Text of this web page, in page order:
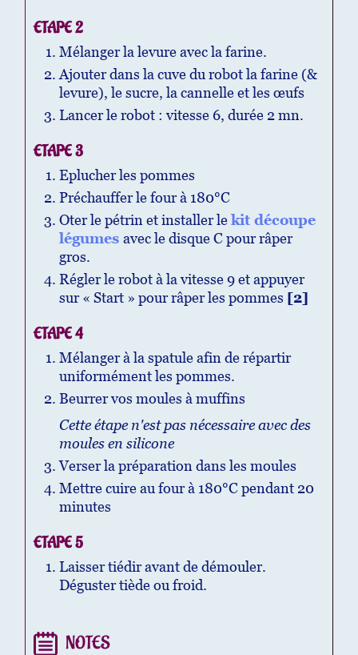
ETAPE 2
Mélanger la levure avec la farine.
Ajouter dans la cuve du robot la farine (&
levure), le sucre, la cannelle et les œufs
Lancer le robot : vitesse 6, durée 2 mn.
ETAPE 3
Eplucher les pommes
Préchauffer le four à 180°C
Oter le pétrin et installer lekit découpe
légumesavec le disque C pour râper
gros.
Régler le robot à la vitesse 9 et appuyer
sur « Start » pour râper les pommes [2]
ETAPE 4
Mélanger à la spatule afin de répartir
uniformément les pommes.
Beurrer vos moules à muffins
Cette étape n'est pas nécessaire avec des
moules en silicone
Verser la préparation dans les moules
Mettre cuire au four à 180°C pendant 20
minutes
ETAPE 5
Laisser tiédir avant de démouler.
Déguster tiède ou froid.
NOTES